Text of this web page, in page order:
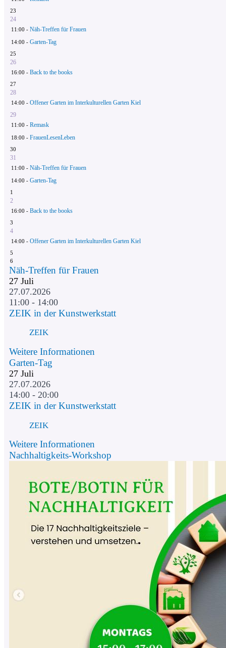
23
24
11:00 - Näh-Treffen für Frauen
14:00 - Garten-Tag
25
26
16:00 - Back to the books
27
28
14:00 - Offener Garten im Interkulturellen Garten Kiel
29
11:00 - Remask
18:00 - FrauenLesenLeben
30
31
11:00 - Näh-Treffen für Frauen
14:00 - Garten-Tag
1
2
16:00 - Back to the books
3
4
14:00 - Offener Garten im Interkulturellen Garten Kiel
5
6
Näh-Treffen für Frauen
27 Juli
27.07.2026
11:00 - 14:00
ZEIK in der Kunstwerkstatt
ZEIK
Weitere Informationen
Garten-Tag
27 Juli
27.07.2026
14:00 - 20:00
ZEIK in der Kunstwerkstatt
ZEIK
Weitere Informationen
Nachhaltigkeits-Workshop